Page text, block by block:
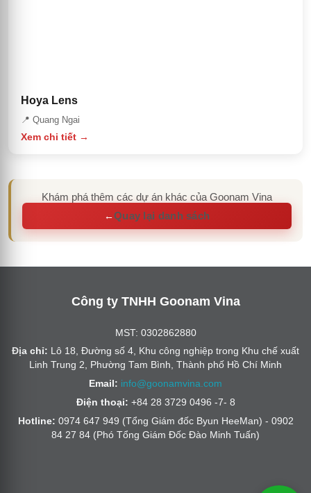
Hoya Lens
📍 Quang Ngai
Xem chi tiết →
Khám phá thêm các dự án khác của Goonam Vina
←Quay lại danh sách
Công ty TNHH Goonam Vina
MST: 0302862880
Địa chỉ: Lô 18, Đường số 4, Khu công nghiệp trong Khu chế xuất
Linh Trung 2, Phường Tam Bình, Thành phố Hồ Chí Minh
Email: info@goonamvina.com
Điện thoại: +84 28 3729 0496 -7- 8
Hotline: 0974 647 949 (Tổng Giám đốc Byun HeeMan) - 0902
84 27 84 (Phó Tổng Giám Đốc Đào Minh Tuấn)